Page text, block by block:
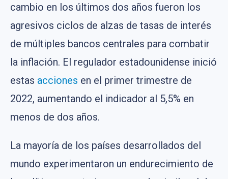
cambio en los últimos dos años fueron los
agresivos ciclos de alzas de tasas de interés
de múltiples bancos centrales para combatir
la inflación. El regulador estadounidense inició
estas acciones en el primer trimestre de
2022, aumentando el indicador al 5,5% en
menos de dos años.
La mayoría de los países desarrollados del
mundo experimentaron un endurecimiento de